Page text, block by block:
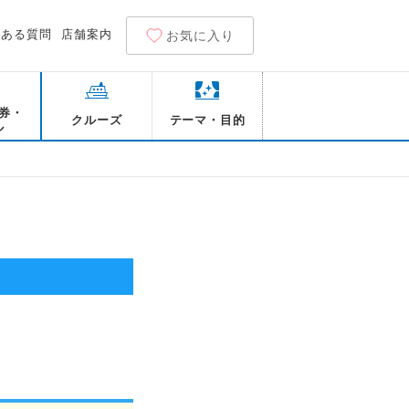
る質問 店舗案内 お気に入り
・
クルーズ テーマ・目的